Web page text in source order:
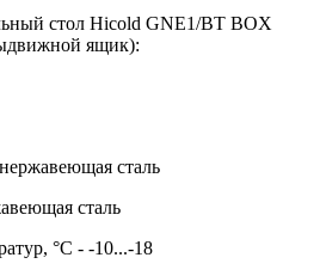
стол Hicold GNE1/BT BOX
ящик):
сталь
сталь
°C - -10...-18